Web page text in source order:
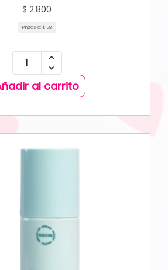
$ 2.800
Pinzas a: $ 28
al carrito